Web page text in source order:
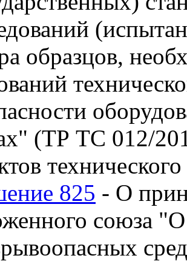
образцов,
(ТР ТС 012/
825 - О
союза "О